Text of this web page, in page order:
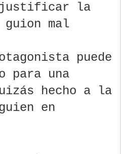
justificar la
guion mal
puede
para una
hecho a la
en